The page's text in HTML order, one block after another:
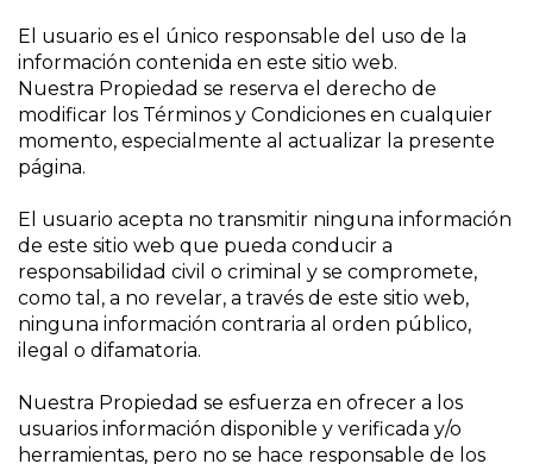
El usuario es el único responsable del uso de la
información contenida en este sitio web.
Nuestra Propiedad se reserva el derecho de
modificar los Términos y Condiciones en cualquier
momento, especialmente al actualizar la presente
página.
El usuario acepta no transmitir ninguna información
de este sitio web que pueda conducir a
responsabilidad civil o criminal y se compromete,
como tal, a no revelar, a través de este sitio web,
ninguna información contraria al orden público,
ilegal o difamatoria.
Nuestra Propiedad se esfuerza en ofrecer a los
usuarios información disponible y verificada y/o
herramientas, pero no se hace responsable de los